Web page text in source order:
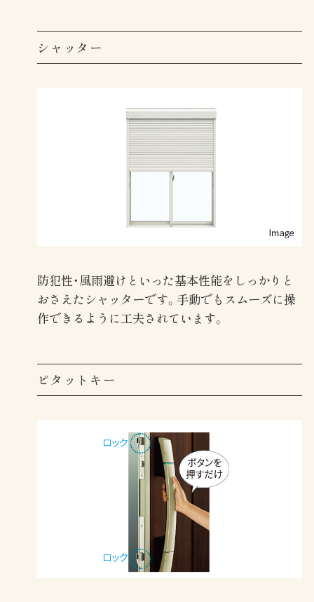
シャッター
防犯性・風雨避けといった基本性能をしっかりと
おさえたシャッターです。手動でもスムーズに操
作できるように工夫されています。
ピタットキー